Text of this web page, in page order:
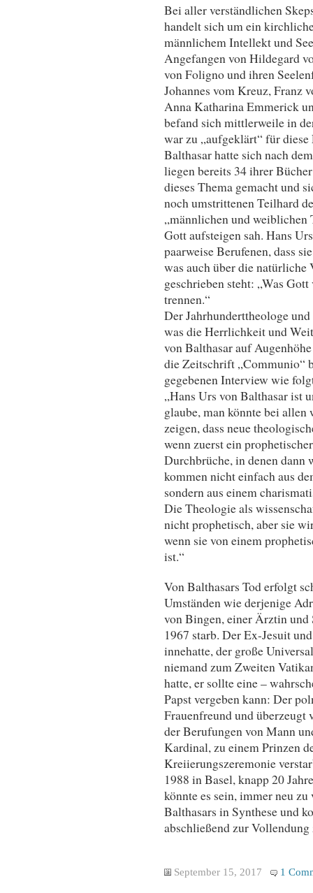
Bei aller verständlichen
handelt sich um ein
männlichem Intellekt und
Angefangen von Hildegard
von Foligno und ihren
Johannes vom Kreuz, Franz
Anna Katharina Emmerick
befand sich mittlerweile in
war zu „aufgeklärt“ für
Balthasar hatte sich nach
liegen bereits 34 ihrer
dieses Thema gemacht und
noch umstrittenen Teilhard
„männlichen und weiblichen
Gott aufsteigen sah. Hans
paarweise Berufenen, dass
was auch über die
geschrieben steht: „Was
trennen.“
Der Jahrhunderttheologe
was die Herrlichkeit und
von Balthasar auf
die Zeitschrift „Communio“
gegebenen Interview wie
„Hans Urs von Balthasar ist
glaube, man könnte bei
zeigen, dass neue
wenn zuerst ein
Durchbrüche, in denen dann
kommen nicht einfach aus
sondern aus einem
Die Theologie als
nicht prophetisch, aber sie
wenn sie von einem
ist.“
Von Balthasars Tod erfolgt
Umständen wie derjenige
von Bingen, einer Ärztin und
1967 starb. Der Ex-Jesuit
innehatte, der große
niemand zum Zweiten
hatte, er sollte eine –
Papst vergeben kann: Der
Frauenfreund und
der Berufungen von Mann
Kardinal, zu einem Prinzen
Kreiierungszeremonie
1988 in Basel, knapp 20
könnte es sein, immer neu
Balthasars in Synthese und
abschließend zur
September 15, 2017 1